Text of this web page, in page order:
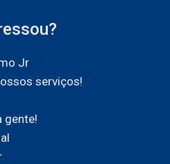
Jr
serviços!
gente!